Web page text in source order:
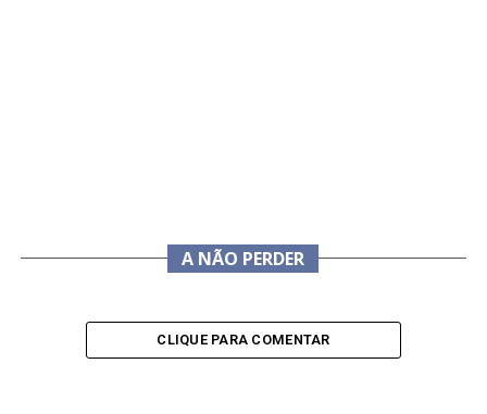
A NÃO PERDER
CLIQUE PARA COMENTAR